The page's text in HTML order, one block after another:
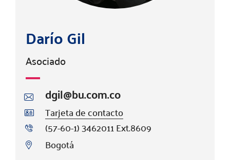
Darío Gil
Asociado
dgil@bu.com.co
Tarjeta de contacto
(57-60-1) 3462011 Ext.8609
Bogotá